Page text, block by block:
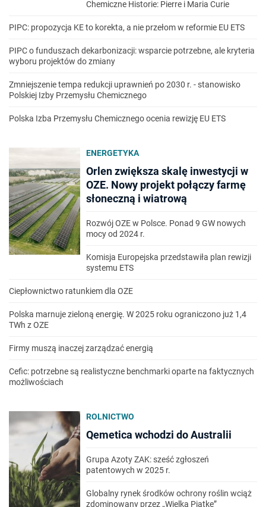
Chemiczne Historie: Pierre i Maria Curie
PIPC: propozycja KE to korekta, a nie przełom w reformie EU ETS
PIPC o funduszach dekarbonizacji: wsparcie potrzebne, ale kryteria
wyboru projektów do zmiany
Zmniejszenie tempa redukcji uprawnień po 2030 r. - stanowisko
Polskiej Izby Przemysłu Chemicznego
Polska Izba Przemysłu Chemicznego ocenia rewizję EU ETS
ENERGETYKA
Orlen zwiększa skalę inwestycji w
OZE. Nowy projekt połączy farmę
słoneczną i wiatrową
Rozwój OZE w Polsce. Ponad 9 GW nowych
mocy od 2024 r.
Komisja Europejska przedstawiła plan rewizji
systemu ETS
Ciepłownictwo ratunkiem dla OZE
Polska marnuje zieloną energię. W 2025 roku ograniczono już 1,4
TWh z OZE
Firmy muszą inaczej zarządzać energią
Cefic: potrzebne są realistyczne benchmarki oparte na faktycznych
możliwościach
ROLNICTWO
Qemetica wchodzi do Australii
Grupa Azoty ZAK: sześć zgłoszeń
patentowych w 2025 r.
Globalny rynek środków ochrony roślin wciąż
zdominowany przez „Wielką Piątkę”